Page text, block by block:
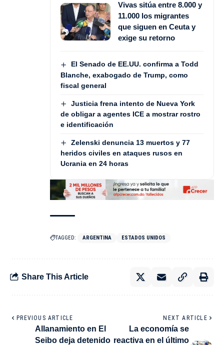
Vivas sitúa entre 8.000 y
11.000 los migrantes
que siguen en Ceuta y
exige su retorno
El Senado de EE.UU. confirma a Todd
Blanche, exabogado de Trump, como
fiscal general
Justicia frena intento de Nueva York
de obligar a agentes ICE a mostrar rostro
e identificación
Zelenski denuncia 13 muertos y 77
heridos civiles en ataques rusos en
Ucrania en 24 horas
TAGGED: ARGENTINA ESTADOS UNIDOS
Share This Article
PREVIOUS ARTICLE
Allanamiento en El
Seibo deja detenido
NEXT ARTICLE
La economía se
reactiva en el último